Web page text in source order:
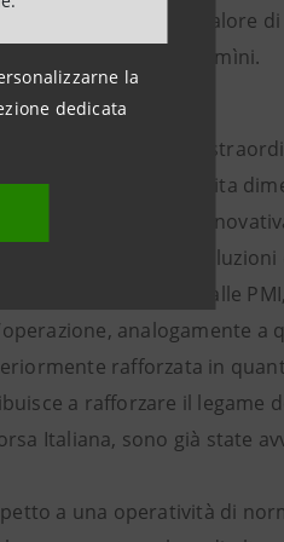
la
dedicata
per un controvalore
di privati e condomìni.
di finanza
è favorire la crescita
soluzioni di finanza
di assecondare le
dedicata alle
analogamente a
rafforzata in
a rafforzare il legame
Italiana, sono già state
a una operatività di